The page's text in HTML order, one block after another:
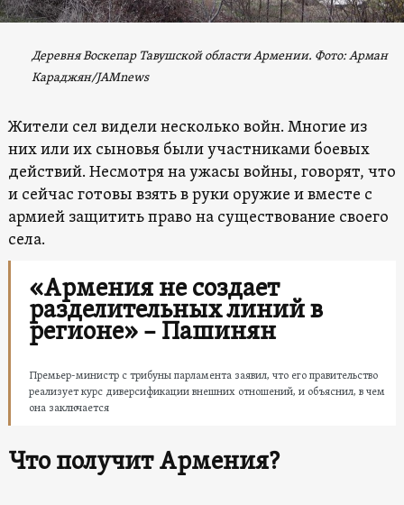
Деревня Воскепар Тавушской области Армении. Фото: Арман
Караджян/JAMnews
Жители сел видели несколько войн. Многие из
них или их сыновья были участниками боевых
действий. Несмотря на ужасы войны, говорят, что
и сейчас готовы взять в руки оружие и вместе с
армией защитить право на существование своего
села.
«Армения не создает
разделительных линий в
регионе» – Пашинян
Премьер-министр с трибуны парламента заявил, что его правительство
реализует курс диверсификации внешних отношений, и объяснил, в чем
она заключается
Что получит Армения?